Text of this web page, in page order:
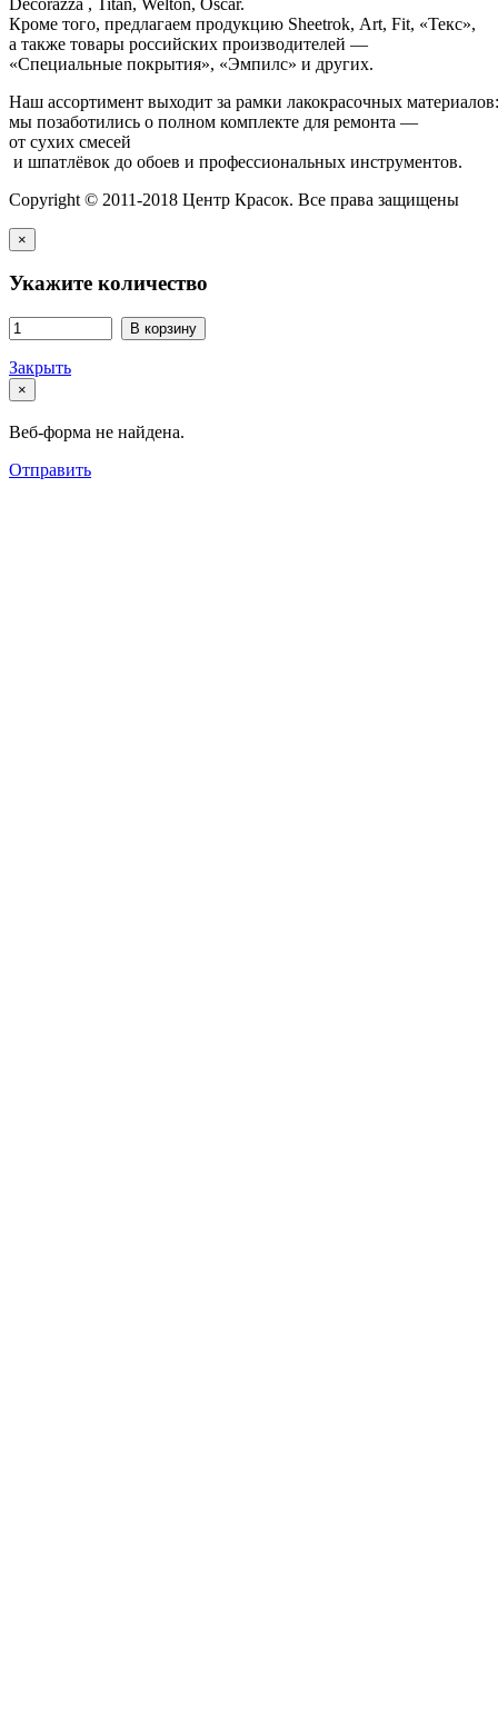
Кроме того, предлагаем продукцию Sheetrok, Art, Fit, «Текс»,
а также товары российских производителей —
«Специальные покрытия», «Эмпилс» и других.
Наш ассортимент выходит за рамки лакокрасочных
мы позаботились о полном комплекте для ремонта —
от сухих смесей
и шпатлёвок до обоев и профессиональных инструментов.
Copyright © 2011-2018 Центр Красок. Все права защищены
×
Укажите количество
В корзину
Закрыть
×
Веб-форма не найдена.
Отправить